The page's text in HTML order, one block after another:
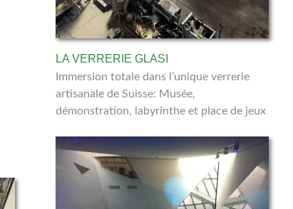
LA VERRERIE GLASI
Immersion totale dans l’unique verrerie
artisanale de Suisse: Musée,
démonstration, labyrinthe et place de jeux